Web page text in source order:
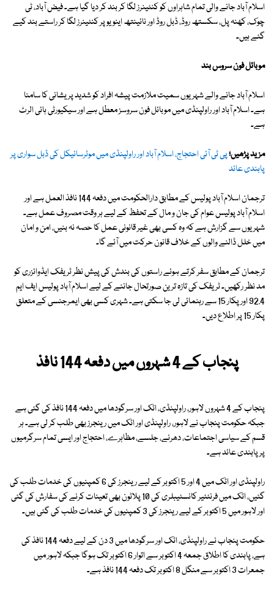
اسلام آباد جانے والی تمام شاہراوں کو کنٹینرز لگا کر بند کر دیا گیا ہے۔ فیض آباد، ٹی
چوک، کھنہ پل، سکستھ روڈ، ڈبل روڈ اور نائینتھ اینویو پر کنٹینرز لگا کر راستے بند کیے
گئے ہیں۔
موبائل فون سروس بند
اسلام آباد جانے والے شہریوں سمیت ملازمت پیشہ افراد کو شدید پریشانی کا سامنا
ہے۔ اسلام آباد اور راولپنڈی میں موبائل فون سروسز معطل ہے اور سیکیورٹی ہائی الرٹ
ہے۔
مزید پڑھیں؛پی ٹی آئی احتجاج، اسلام آباد اور راولپنڈی میں موٹرسائیکل کی ڈبل سواری پر
پابندی عائد
ترجمان اسلام آباد پولیس کے مطابق دارالحکومت میں دفعہ 144 نافذ العمل ہے اور
اسلام آباد پولیس عوام کی جان و مال کے تحفظ کے لیے ہر وقت مصروف عمل ہے۔
شہریوں سے گزارش ہے کہ وہ کسی بھی غیر قانونی عمل کا حصہ نہ بنیں، امن و امان
میں خلل ڈالنے والوں کے خلاف قانون حرکت میں آئے گا۔
ترجمان کے مطابق سفر کرتے ہوئے راستوں کی بندش کی پیش نظر ٹریفک ایڈوائزری کو
مد نظر رکھیں۔ ٹریفک کی تازہ ترین صورتحال جاننے کے لیے اسلام آباد پولیس ایف ایم
92.4 اور پکار 15 سے رہنمائی لی جا سکتی ہے۔ شہری کسی بھی ایمرجنسی کے متعلق
پکار 15 پر اطلاع دیں۔
پنجاب کے 4 شہروں میں دفعہ 144 نافذ
پنجاب کے 4 شہروں لاہور، راولپنڈی، اٹک اور سرگودھا میں دفعہ 144 نافذ کی گئی ہے
جبکہ حکومت پنجاب نے لاہور، راولپنڈی اور اٹک میں رینجرز بھی طلب کر لی ہے۔ ہر
قسم کے سیاسی اجتماعات، دھرنے، جلسے، مظاہرے، احتجاج اور ایسی تمام سرگرمیوں
پر پابندی عائد ہے۔
راولپنڈی اور اٹک میں 4 اور 5 اکتوبر کے لیے رینجرز کی 6 کمپنیوں کی خدمات طلب کی
گئیں، اٹک میں فرنٹئیر کانسٹیبلری کی 10 پلاٹون بھی تعینات کرنے کی سفارش کی گئی
اور لاہور میں 5 اکتوبر کے لیے رینجرز کی 3 کمپنیوں کی خدمات طلب کی گئی ہیں۔
حکومت پنجاب نے راولپنڈی، اٹک اور سرگودھا میں 3 دن کے لیے دفعہ 144 نافذ کی
ہے، پابندی کا اطلاق جمعہ 4 اکتوبر سے اتوار 6 اکتوبر تک ہوگا جبکہ لاہور میں
جمعرات 3 اکتوبر سے منگل 8 اکتوبر تک دفعہ 144 نافذ ہے۔